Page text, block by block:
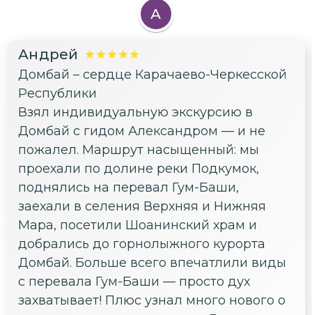
А
Андрей
Домбай – сердце Карачаево-Черкесской
Республики
Взял индивидуальную экскурсию в
Домбай с гидом Александром — и не
пожалел. Маршрут насыщенный: мы
проехали по долине реки Подкумок,
поднялись на перевал Гум-Баши,
заехали в селения Верхняя и Нижняя
Мара, посетили Шоанинский храм и
добрались до горнолыжного курорта
Домбай. Больше всего впечатлили виды
с перевала Гум-Баши — просто дух
захватывает! Плюс узнал много нового о